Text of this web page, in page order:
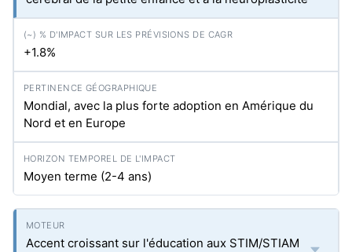
+1.8%
Mondial, avec la plus forte adoption en Amérique du
Nord et en Europe
Moyen terme (2-4 ans)
Accent croissant sur l'éducation aux STIM/STIAM